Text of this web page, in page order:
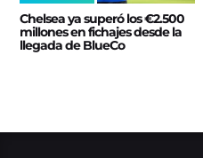
Chelsea ya superó los €2.500
millones en fichajes desde la
llegada de BlueCo